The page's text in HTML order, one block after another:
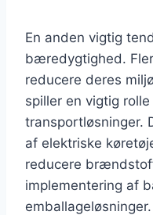
En anden vigtig
bæredygtighed.
reducere deres
spiller en vigtig
transportløsninger.
af elektriske
reducere
implementering af
emballageløsninger.